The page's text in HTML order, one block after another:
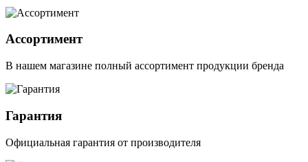
Ассортимент
В нашем магазине полный ассортимент продукции бренда
Гарантия
Официальная гарантия от производителя